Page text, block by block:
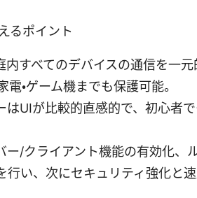
るポイント
すべてのデバイスの通信を一
・ゲーム機までも保護可能。
はUIが比較的直感的で、初心者
ー/クライアント機能の有効化、
い、次にセキュリティ強化と